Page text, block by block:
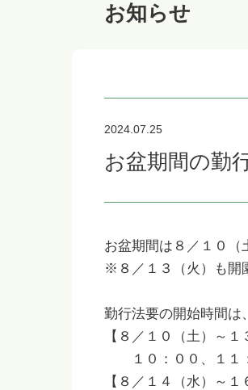
お知らせ
2024.07.25
お盆期間の勤
お盆期間は８／１０（
※８／１３（火）も開
勤行法要の開始時間は
【８／１０（土）～１
１０：００、１１：
【８／１４（水）～１